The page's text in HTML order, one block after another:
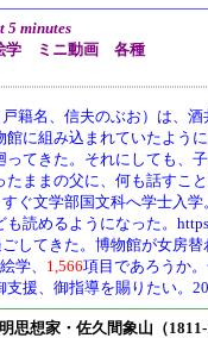
minutes
学 ミニ動画 各種
籍名、信夫のぶお）は、
に組み込まれていたよう
てきた。それにしても、
ままの父に、何も話すこ
ぐ文学部国文科へ学士入
読めるようになった。
してきた。博物館が女房替
学、 1,566項目であろうか
援、御指導を賜りたい。
思想家・ 佐久間象山（